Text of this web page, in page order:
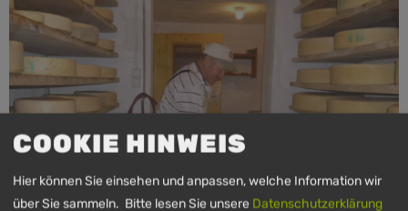
COOKIE HINWEIS
Hier können Sie einsehen und anpassen, welche Information wir
über Sie sammeln. Bitte lesen Sie unsere Datenschutzerklärung